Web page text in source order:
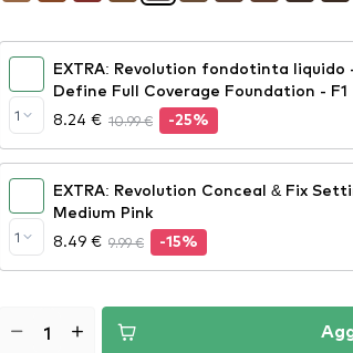
1
EXTRA: Revolution fondotinta liquido
Define Full Coverage Foundation - F1
8.24 € 10.99 € -25%
1
EXTRA: Revolution Conceal & Fix
Medium Pink
8.49 € 9.99 € -15%